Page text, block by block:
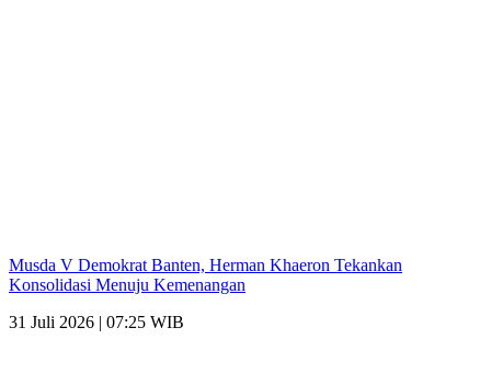
Musda V Demokrat Banten, Herman Khaeron Tekankan
Konsolidasi Menuju Kemenangan
31 Juli 2026 | 07:25 WIB